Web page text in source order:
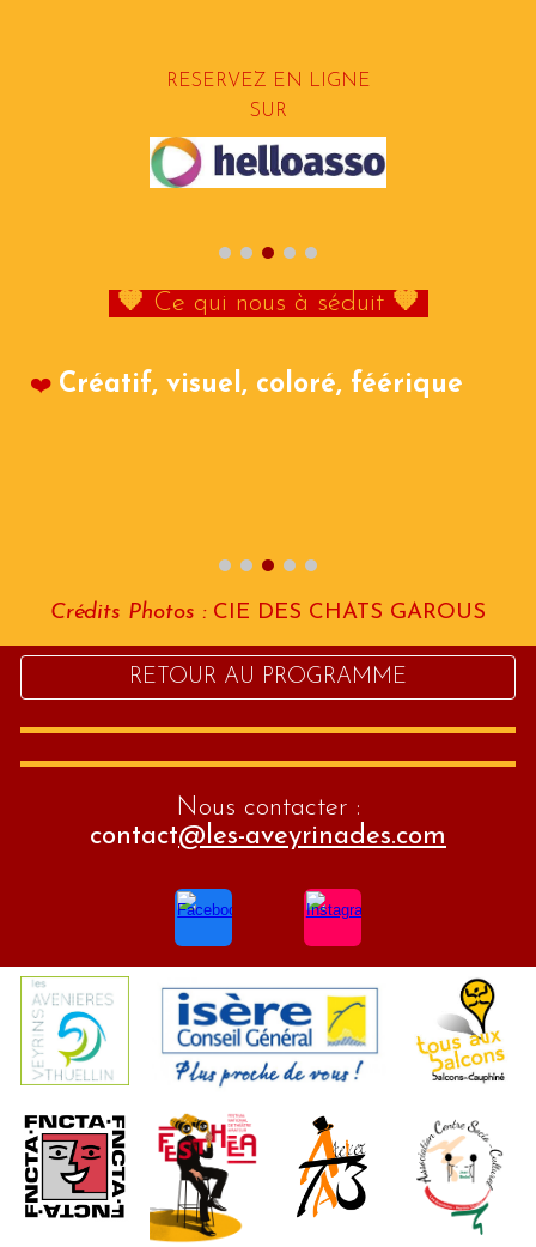
RESERVEZ EN LIGNE
SUR
🧡 Ce qui nous à séduit🧡
❤️ Créatif, visuel, coloré, féérique
Crédits Photos :CIE DES CHATS GAROUS
RETOUR AU PROGRAMME
Nous contacter :
contact@les-aveyrinades.com